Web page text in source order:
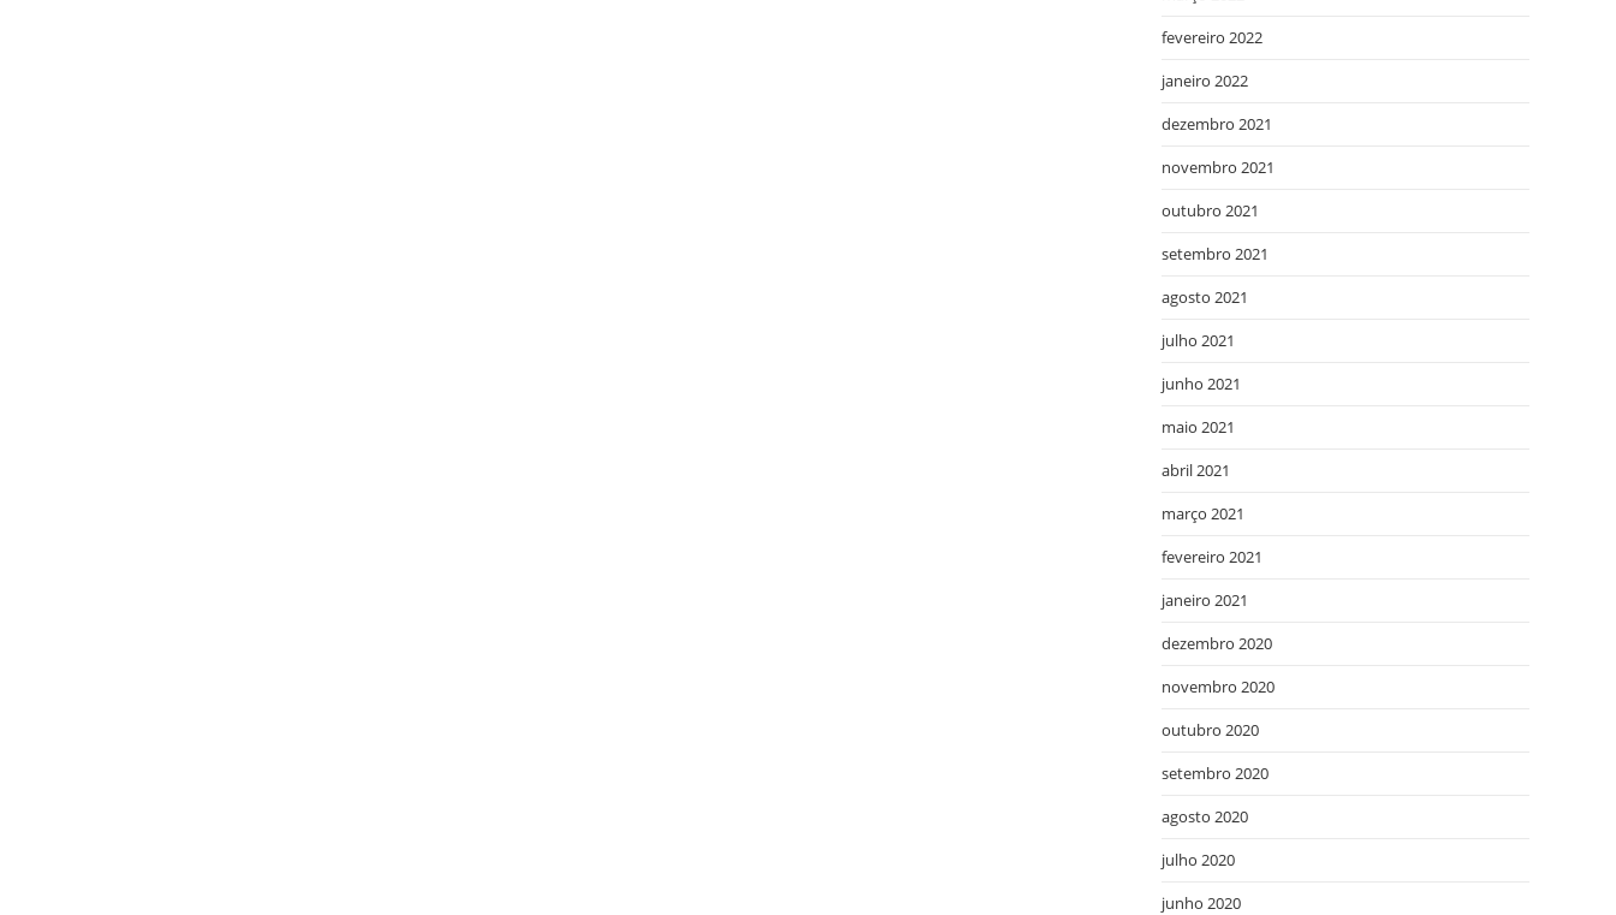
fevereiro 2022
janeiro 2022
dezembro 2021
novembro 2021
outubro 2021
setembro 2021
agosto 2021
julho 2021
junho 2021
maio 2021
abril 2021
março 2021
fevereiro 2021
janeiro 2021
dezembro 2020
novembro 2020
outubro 2020
setembro 2020
agosto 2020
julho 2020
junho 2020